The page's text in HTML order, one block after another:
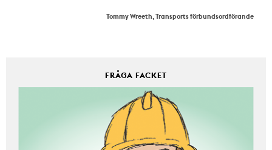
Tommy Wreeth, Transports förbundsordförande
FRÅGA FACKET